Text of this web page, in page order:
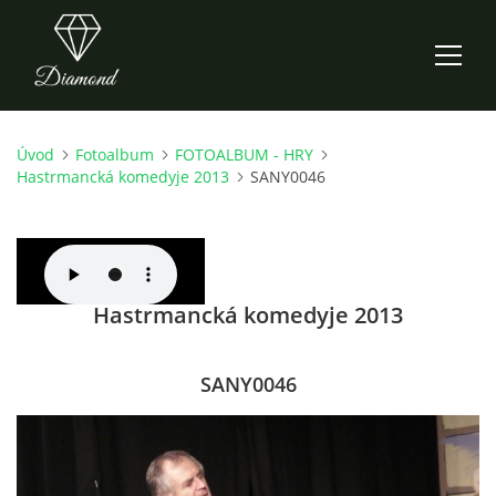
ÚVOD
O NÁS
Úvod Fotoalbum
FOTOALBUM - HRY
Hastrmancká komedyje 2013
SANY0046
Hastrmancká komedyje 2013
SANY0046